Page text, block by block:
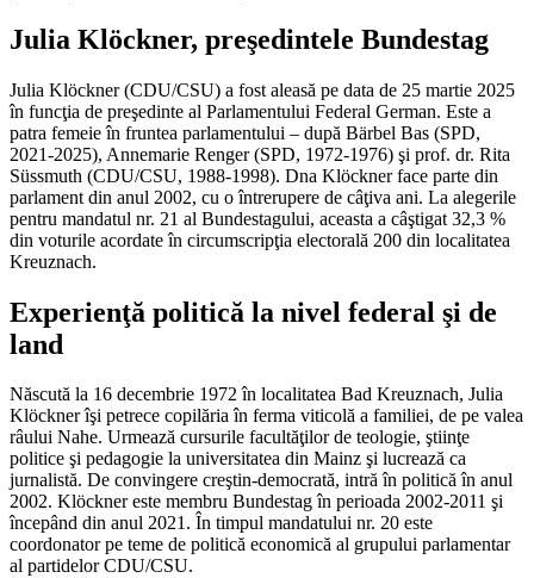
Julia Klöckner, preşedintele Bundestag
Julia Klöckner (CDU/CSU) a fost aleasă pe data de 25 martie 2025
în funcţia de preşedinte al Parlamentului Federal German. Este a
patra femeie în fruntea parlamentului – după Bärbel Bas (SPD,
2021-2025), Annemarie Renger (SPD, 1972-1976) şi prof. dr. Rita
Süssmuth (CDU/CSU, 1988-1998). Dna Klöckner face parte din
parlament din anul 2002, cu o întrerupere de câţiva ani. La alegerile
pentru mandatul nr. 21 al Bundestagului, aceasta a câştigat 32,3 %
din voturile acordate în circumscripţia electorală 200 din localitatea
Kreuznach.
Experienţă politică la nivel federal şi de
land
Născută la 16 decembrie 1972 în localitatea Bad Kreuznach, Julia
Klöckner îşi petrece copilăria în ferma viticolă a familiei, de pe valea
râului Nahe. Urmează cursurile facultăţilor de teologie, ştiinţe
politice şi pedagogie la universitatea din Mainz şi lucrează ca
jurnalistă. De convingere creştin-democrată, intră în politică în anul
2002. Klöckner este membru Bundestag în perioada 2002-2011 şi
începând din anul 2021. În timpul mandatului nr. 20 este
coordonator pe teme de politică economică al grupului parlamentar
al partidelor CDU/CSU.